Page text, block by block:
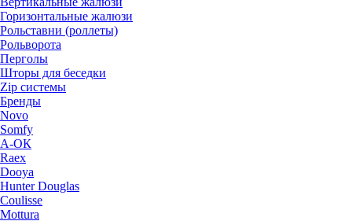
Горизонтальные жалюзи
Рольставни (роллеты)
Рольворота
Перголы
Шторы для беседки
Zip системы
Бренды
Novo
Somfy
А-ОК
Raex
Dooya
Hunter Douglas
Coulisse
Mottura